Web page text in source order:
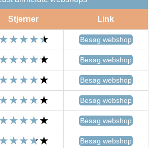
Stjerner Link
Besøg webshop
Besøg webshop
Besøg webshop
Besøg webshop
Besøg webshop
Besøg webshop